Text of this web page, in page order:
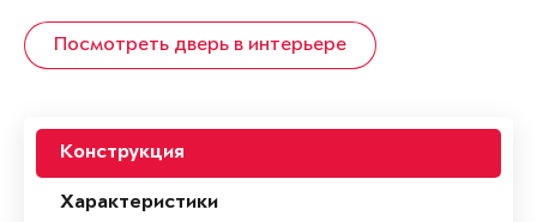
Посмотреть дверь в интерьере
Конструкция
Характеристики